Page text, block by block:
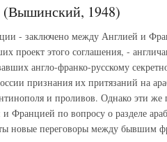
(Вышинский, 1948)
- заключено между Англией и
проект этого соглашения, -
англо-франко-русскому
признания их притязаний на
и проливов. Однако эти же
Францией по вопросу о разделе
новые переговоры между бывшим